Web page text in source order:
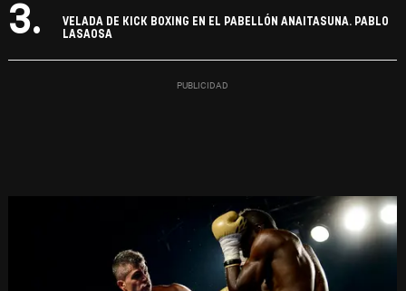
3.
VELADA DE KICK BOXING EN EL PABELLÓN ANAITASUNA. PABLO
LASAOSA